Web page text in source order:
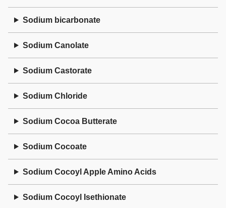
Sodium bicarbonate
Sodium Canolate
Sodium Castorate
Sodium Chloride
Sodium Cocoa Butterate
Sodium Cocoate
Sodium Cocoyl Apple Amino Acids
Sodium Cocoyl Isethionate